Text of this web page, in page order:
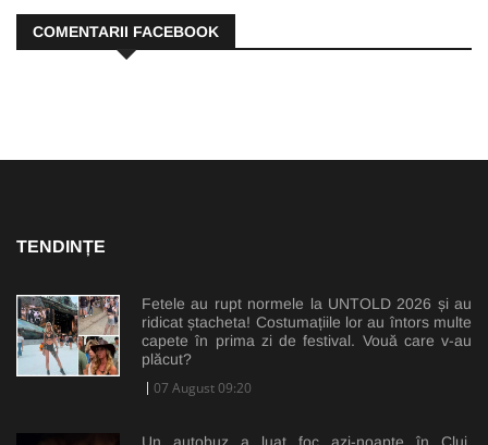
COMENTARII FACEBOOK
TENDINȚE
Fetele au rupt normele la UNTOLD 2026 și au
ridicat ștacheta! Costumațiile lor au întors multe
capete în prima zi de festival. Vouă care v-au
plăcut?
07 August 09:20
Un autobuz a luat foc azi-noapte în Cluj.